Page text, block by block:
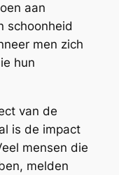
aan
schoonheid
men zich
hun
van de
is de impact
mensen die
melden